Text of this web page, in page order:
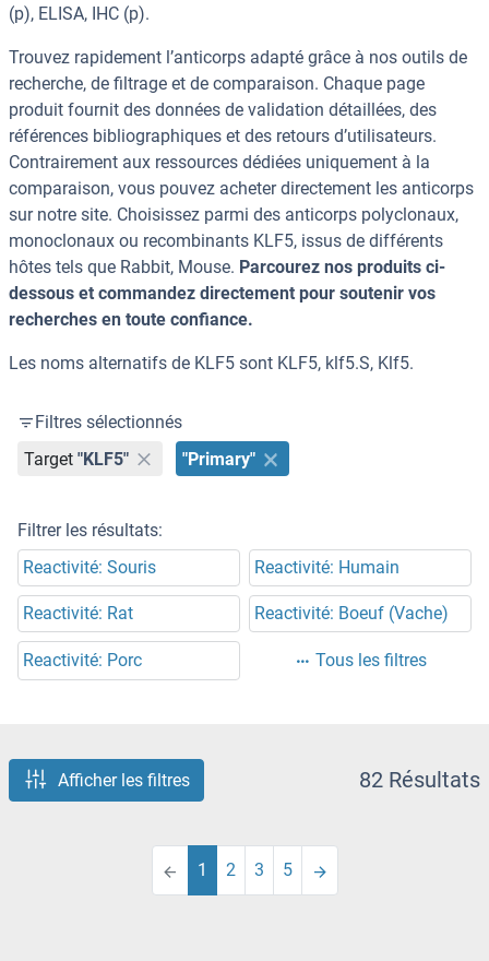
(p), ELISA, IHC (p).
Trouvez rapidement l’anticorps adapté grâce à nos outils de
recherche, de filtrage et de comparaison. Chaque page
produit fournit des données de validation détaillées, des
références bibliographiques et des retours d’utilisateurs.
Contrairement aux ressources dédiées uniquement à la
comparaison, vous pouvez acheter directement les anticorps
sur notre site. Choisissez parmi des anticorps polyclonaux,
monoclonaux ou recombinants KLF5, issus de différents
hôtes tels que Rabbit, Mouse. Parcourez nos produits ci-
dessous et commandez directement pour soutenir vos
recherches en toute confiance.
Les noms alternatifs de KLF5 sont KLF5, klf5.S, Klf5.
Filtres sélectionnés
Target "KLF5" "Primary"
Filtrer les résultats:
Reactivité: Souris
Reactivité: Humain
Reactivité: Rat Reactivité: Boeuf (Vache)
Reactivité: Porc Tous les filtres
Afficher les filtres 82 Résultats
1 2 3 5